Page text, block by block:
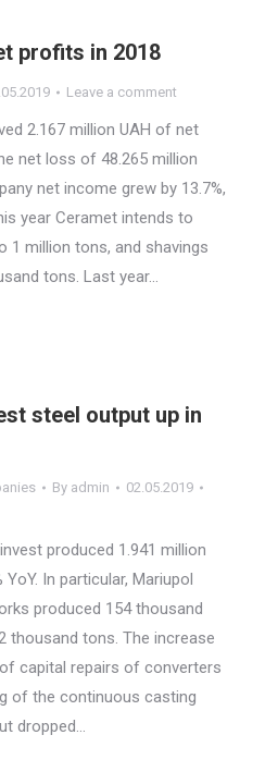
profits in 2018
Leave a comment
2.167 million UAH of net
net loss of 48.265 million
net income grew by 13.7%,
year Ceramet intends to
1 million tons, and shavings
tons. Last year…
steel output up in
By admin
02.05.2019
produced 1.941 million
In particular, Mariupol
produced 154 thousand
thousand tons. The increase
capital repairs of converters
of the continuous casting
dropped…